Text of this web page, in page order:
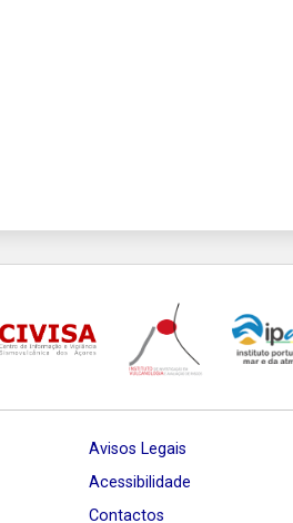
Avisos Legais
Acessibilidade
Contactos